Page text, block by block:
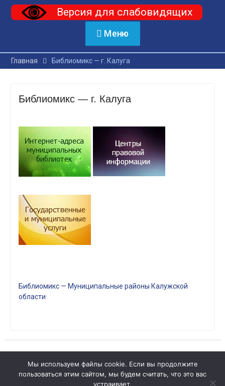
Версия для слабовидящих
Меню
Главная Библиомикс — г. Калуга
Библиомикс — г. Калуга
Библиомикс — Муниципальные районы Калужской
области
Copyright © Все права защищены.
Мы используем файлы cookie. Если вы продолжите
пользоваться этим сайтом, мы будем считать, что это вас
устраивает.
Чат с